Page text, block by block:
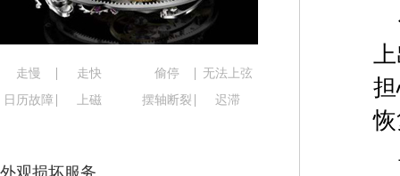
福州市鼓楼区五四路128-1号恒力城写字楼15层03
成都市锦江区人民东路6号SAC东原中心写字楼24
重庆市江北区观音桥步行街2号融恒时代广场写字
长沙市芙蓉区定王台街道建湘路393号世茂环球金
郑州市二七区铭功路10号华润大厦写字楼29层
走慢 走快 偷停
无法上弦
日历故障
上磁 摆轴断裂 迟滞
外观损坏服务